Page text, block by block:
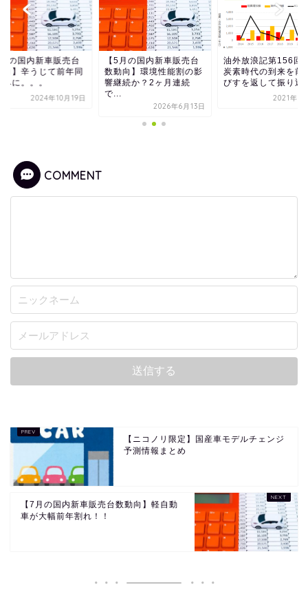
の国内新車販売台
向】辛うじて前年同
に。。。
2024年10月19日
【5月の国内新車販売台
数動向】環境性能割の影
響継続か？2ヶ月連続
で...
2026年6月13日
油外放浪記第156
炭素時代の到来を前
びすを返して振り返
2021年10
COMMENT
【ニコノリ限定】国産車モデルチェンジ
予測情報まとめ
【7月の国内新車販売台数動向】軽自動
車が大幅前年割れ！！